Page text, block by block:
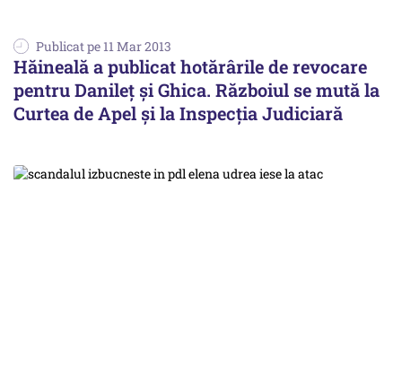
Publicat pe 11 Mar 2013
Hăineală a publicat hotărârile de revocare
pentru Danileț și Ghica. Războiul se mută la
Curtea de Apel și la Inspecția Judiciară